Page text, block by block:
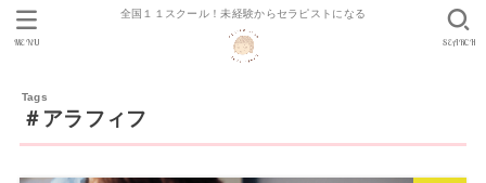
全国１１スクール！未経験からセラピストになる
SEARCH
MENU
＃アラフィフ